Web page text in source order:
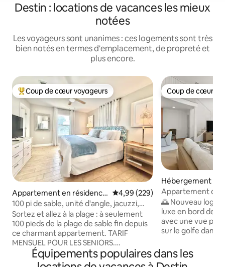
Destin : locations de vacances les mieux
notées
Les voyageurs sont unanimes : ces logements sont très
bien notés en termes d'emplacement, de propreté et
plus encore.
Coups de cœur voyageurs les plus appréciés
Coup de cœur voyageurs
Appartement en résidence
⋅ Destin
Évaluation moyenne sur la
4,99 (229)
100 pi de sable, unité d'angle, jacuzzi,
vue sur le jardin
Sortez et allez à la plage : à seulement
100 pieds de la plage de sable fin depuis
ce charmant appartement. TARIF
MENSUEL POUR LES SENIORS.
Comprend une suite principale avec lit
King Size et salle de bain privée, une
Coup de cœur
Coup de cœur
Hébergement ⋅
ach
Appartement de
Vue sur le golfe –
🌅 Nouveau
luxe en bord de
avec une vue
sur le golfe dans
bain) à Panama
250 m², il est
Équipements populaires dans les